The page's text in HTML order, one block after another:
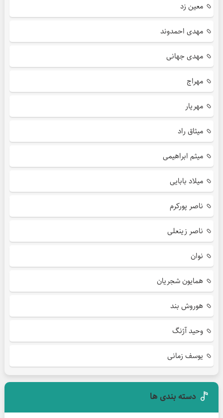
معین زد
مهدی احمدوند
مهدی جهانی
مهراج
مهریار
میثاق راد
میثم ابراهیمی
میلاد بابایی
ناصر پورکرم
ناصر زینعلی
نوان
همایون شجریان
هوروش بند
وحید آژنگ
یوسف زمانی
دسته بندی ها